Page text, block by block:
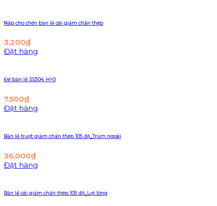
Nắp cho chén bản lề cài giảm chấn thép
3,200₫
Đặt hàng
Đế bản lề SS304, H=0
7,500₫
Đặt hàng
Bản lề trượt giảm chấn thép 105 độ_Trùm ngoài
36,000₫
Đặt hàng
Bản lề cài giảm chấn thép 105 độ_Lọt lòng